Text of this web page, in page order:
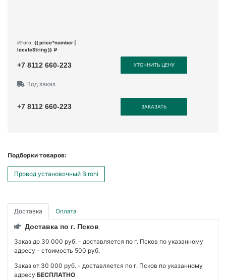
Итого: {{ price*number |
localeString }}
+7 8112 660-223 УТОЧНИТЬ ЦЕНУ
Под заказ
+7 8112 660-223 ЗАКАЗАТЬ
Подборки товаров:
Провод установочный Bironi
Доставка Оплата
Доставка по г. Псков
Заказ до 30 000 руб. - доставляется по г. Псков по указанному
адресу - стоимость 500 руб.
Заказ от 30 000 руб. - доставляется по г. Псков по указанному
адресу БЕСПЛАТНО